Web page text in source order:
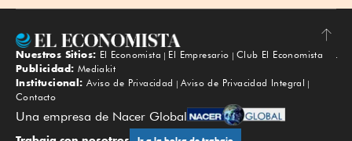
Subir
Nuestros Sitios: El Economista El Empresario
Club El Economista
Publicidad: Mediakit
Institucional: Aviso de Privacidad
Aviso de Privacidad Integral
Contacto
Una empresa de Nacer Global